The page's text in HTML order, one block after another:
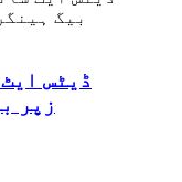
ڈیٹس
زپر